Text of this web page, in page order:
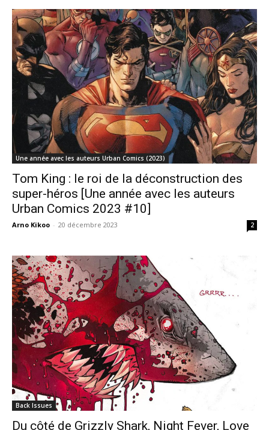
Une année avec les auteurs Urban Comics (2023)
Tom King : le roi de la déconstruction des
super-héros [Une année avec les auteurs
Urban Comics 2023 #10]
Arno Kikoo - 20 décembre 2023 2
Back Issues
Du côté de Grizzly Shark, Night Fever, Love